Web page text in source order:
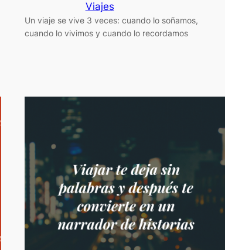
Viajes
Un viaje se vive 3 veces: cuando lo soñamos,
cuando lo vivimos y cuando lo recordamos